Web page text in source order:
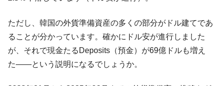
ただし、韓国の外貨準備資産の多くの部分がドル建てであ
ることが分かっています。確かにドル安が進行しました
が、それで現金たるDeposits（預金）が69億ドルも増え
た――という説明になるでしょうか。